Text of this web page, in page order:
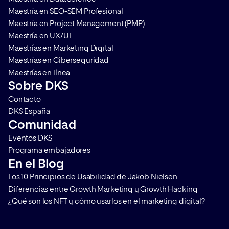
Maestría en SEO-SEM Profesional
Maestría en Project Management (PMP)
Maestría en UX/UI
Maestrías en Marketing Digital
Maestrías en Ciberseguridad
Maestrías en línea
Sobre DKS
Contacto
DKS España
Comunidad
Eventos DKS
Programa embajadores
En el Blog
Los 10 Principios de Usabilidad de Jakob Nielsen
Diferencias entre Growth Marketing y Growth Hacking
¿Qué son los NFT y cómo usarlos en el marketing digital?